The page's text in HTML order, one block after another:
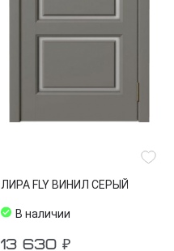
ЛИРА FLY ВИНИЛ СЕРЫЙ
В наличии
13 630 ₽